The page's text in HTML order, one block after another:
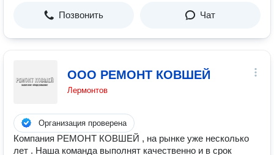
Позвонить Чат
ООО РЕМОНТ КОВШЕЙ
Лермонтов
Организация проверена
Компания РЕМОНТ КОВШЕЙ , на рынке уже несколько
лет . Наша команда выполнят качественно и в срок